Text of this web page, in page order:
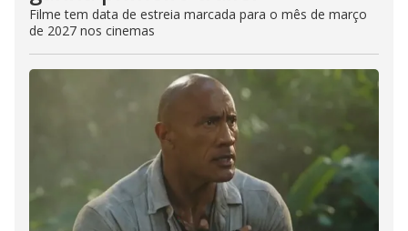
Filme tem data de estreia marcada para o mês de março
de 2027 nos cinemas